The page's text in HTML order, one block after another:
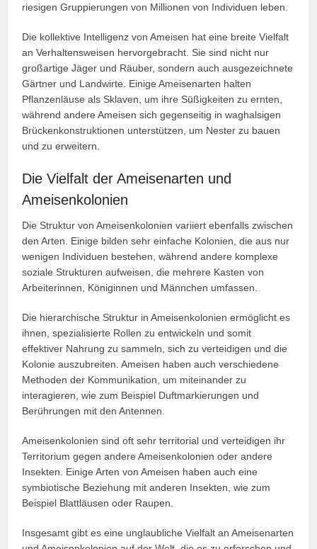
riesigen Gruppierungen von Millionen von Individuen leben.
Die kollektive Intelligenz von Ameisen hat eine breite Vielfalt
an Verhaltensweisen hervorgebracht. Sie sind nicht nur
großartige Jäger und Räuber, sondern auch ausgezeichnete
Gärtner und Landwirte. Einige Ameisenarten halten
Pflanzenläuse als Sklaven, um ihre Süßigkeiten zu ernten,
während andere Ameisen sich gegenseitig in waghalsigen
Brückenkonstruktionen unterstützen, um Nester zu bauen
und zu erweitern.
Die Vielfalt der Ameisenarten und
Ameisenkolonien
Die Struktur von Ameisenkolonien variiert ebenfalls zwischen
den Arten. Einige bilden sehr einfache Kolonien, die aus nur
wenigen Individuen bestehen, während andere komplexe
soziale Strukturen aufweisen, die mehrere Kasten von
Arbeiterinnen, Königinnen und Männchen umfassen.
Die hierarchische Struktur in Ameisenkolonien ermöglicht es
ihnen, spezialisierte Rollen zu entwickeln und somit
effektiver Nahrung zu sammeln, sich zu verteidigen und die
Kolonie auszubreiten. Ameisen haben auch verschiedene
Methoden der Kommunikation, um miteinander zu
interagieren, wie zum Beispiel Duftmarkierungen und
Berührungen mit den Antennen.
Ameisenkolonien sind oft sehr territorial und verteidigen ihr
Territorium gegen andere Ameisenkolonien oder andere
Insekten. Einige Arten von Ameisen haben auch eine
symbiotische Beziehung mit anderen Insekten, wie zum
Beispiel Blattläusen oder Raupen.
Insgesamt gibt es eine unglaubliche Vielfalt an Ameisenarten